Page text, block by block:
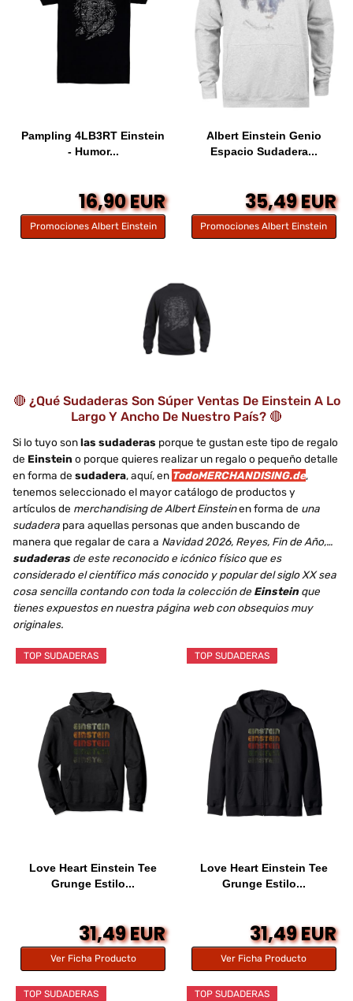
Pampling 4LB3RT Einstein
- Humor...
16,90 EUR
Promociones Albert Einstein
Albert Einstein Genio
Espacio Sudadera...
35,49 EUR
Promociones Albert Einstein
🔴 ¿Qué Sudaderas Son Súper Ventas De Einstein A Lo
Largo Y Ancho De Nuestro País? 🔴
Si lo tuyo sonlas sudaderas porque te gustan este tipo de regalo
de Einstein o porque quieres realizar un regalo o pequeño detalle
en forma de sudadera, aquí, en TodoMERCHANDISING.de,
tenemos seleccionado el mayor catálogo de productos y
artículos de merchandising de Albert Einsteinen forma de una
sudadera para aquellas personas que anden buscando de
manera que regalar de cara a Navidad 2026, Reyes, Fin de Año,…
sudaderas de este reconocido e icónico físico que es
considerado el científico más conocido y popular del siglo XX sea
cosa sencilla contando con toda la colección de Einsteinque
tienes expuestos en nuestra página web con obsequios muy
originales.
TOP SUDADERAS
Love Heart Einstein Tee
Grunge Estilo...
31,49 EUR
Ver Ficha Producto
TOP SUDADERAS
Love Heart Einstein Tee
Grunge Estilo...
31,49 EUR
Ver Ficha Producto
TOP SUDADERAS TOP SUDADERAS